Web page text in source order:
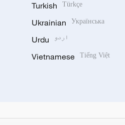
Turkish Türkçe
Ukrainian Українська
Urdu اردو
Vietnamese Tiếng Việt